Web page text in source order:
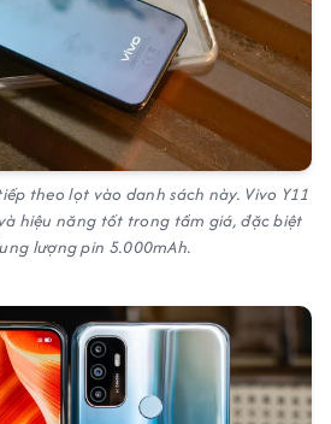
theo lọt vào danh sách này. Vivo Y11
hiệu năng tốt trong tầm giá, đặc biệt
lượng pin 5.000mAh.